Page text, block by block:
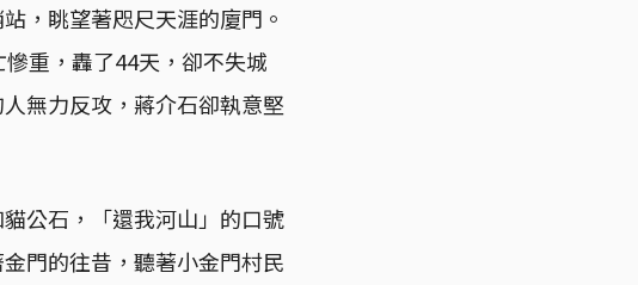
，眺望著咫尺天涯的廈門。
重，轟了44天，卻不失城
無力反攻，蔣介石卻執意堅
公石，「還我河山」的口號
門的往昔，聽著小金門村民